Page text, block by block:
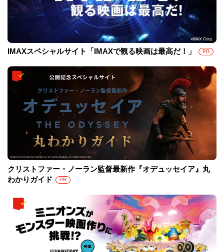
IMAXスペシャルサイト「IMAXで観る映画は最高だ！」 PR
クリストファー・ノーラン監督最新作『オデュッセイア』丸
わかりガイド
PR